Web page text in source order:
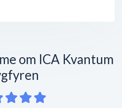
om ICA Kvantum